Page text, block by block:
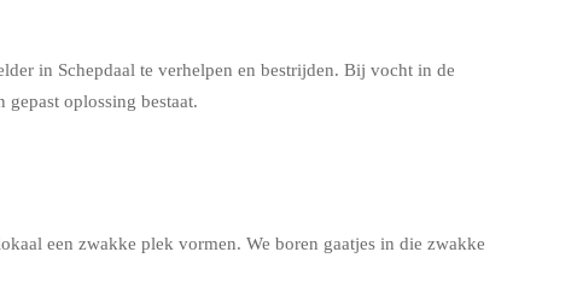
in Schepdaal te verhelpen en bestrijden. Bij vocht in de
oplossing bestaat.
een zwakke plek vormen. We boren gaatjes in die zwakke